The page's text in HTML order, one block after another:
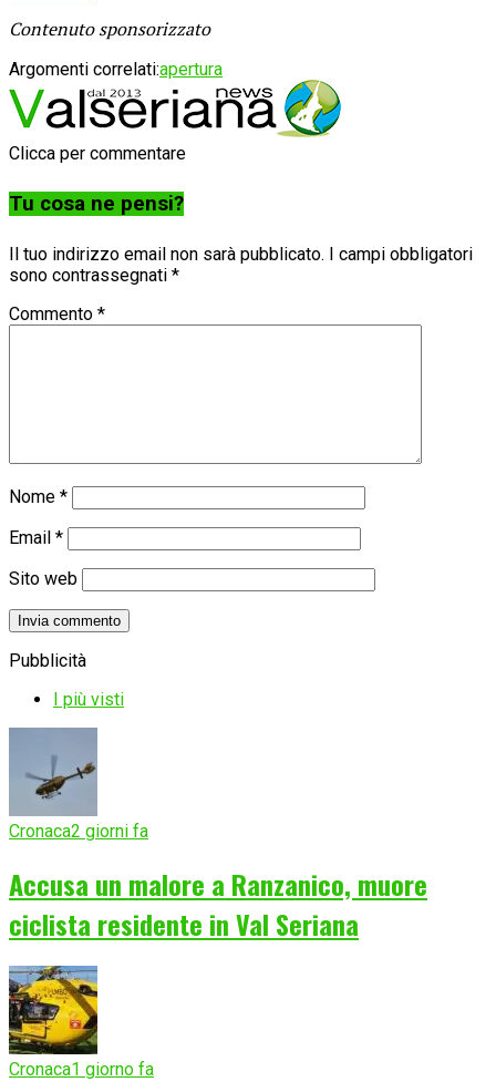
Contenuto sponsorizzato
Argomenti correlati:apertura
Clicca per commentare
Tu cosa ne pensi?
Il tuo indirizzo email non sarà pubblicato. I campi obbligatori
sono contrassegnati *
Commento *
Nome *
Email *
Sito web
Pubblicità
I più visti
Cronaca2 giorni fa
Accusa un malore a Ranzanico, muore
ciclista residente in Val Seriana
Cronaca1 giorno fa